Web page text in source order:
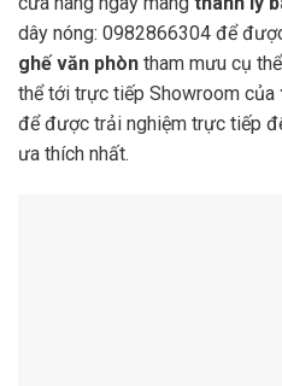
dây nóng: 0982866304 để
ghế văn phòn tham mưu cụ
thể tới trực tiếp Showroom của
để được trải nghiệm trực tiếp
ưa thích nhất.